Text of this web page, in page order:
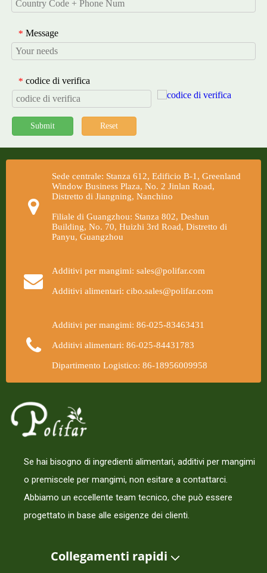
* Message
* codice di verifica
Submit Reset
Sede centrale: Stanza 612, Edificio B-1, Greenland
Window Business Plaza, No. 2 Jinlan Road,
Distretto di Jiangning, Nanchino
Filiale di Guangzhou: Stanza 802, Deshun
Building, No. 70, Huizhi 3rd Road, Distretto di
Panyu, Guangzhou
Additivi per mangimi: sales@polifar.com
Additivi alimentari: cibo.sales@polifar.com
Additivi per mangimi: 86-025-83463431
Additivi alimentari: 86-025-84431783
Dipartimento Logistico: 86-18956009958
Se hai bisogno di ingredienti alimentari, additivi per mangimi
o premiscele per mangimi, non esitare a contattarci.
Abbiamo un eccellente team tecnico, che può essere
progettato in base alle esigenze dei clienti.
Collegamenti rapidi